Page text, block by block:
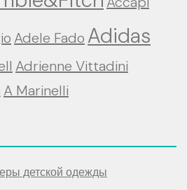
Adele Fado Adidas
Adrienne Vittadini
A Marinelli
детской одежды